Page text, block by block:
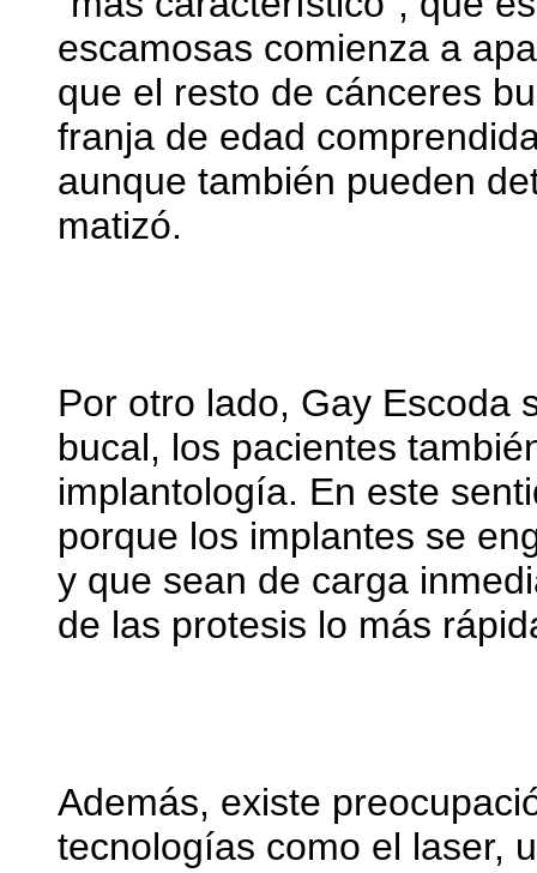
escamosas comienza a
que el resto de cánceres
franja de edad
aunque también pueden
matizó.
Por otro lado, Gay Escoda
bucal, los pacientes
implantología. En este
porque los implantes se
y que sean de carga
de las protesis lo más
Además, existe
tecnologías como el laser,